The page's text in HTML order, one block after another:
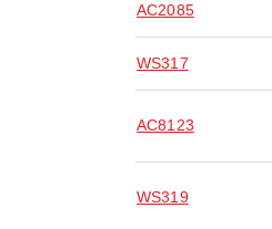
AC2085
WS317
AC8123
WS319